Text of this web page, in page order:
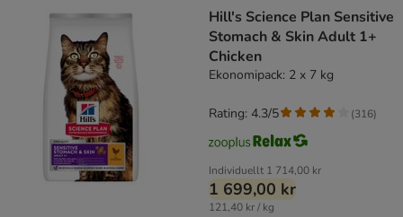
Hill's Science Plan Sensitive
Stomach & Skin Adult 1+
Chicken
Ekonomipack: 2 x 7 kg
Individuellt 1 714,00 kr
1 699,00 kr
121,40 kr / kg
Rating: 4.3/5 (316)